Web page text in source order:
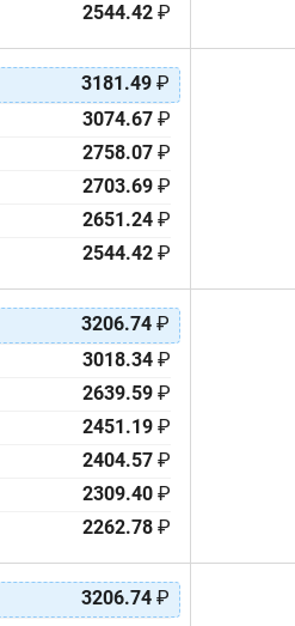
2544.42 ₽
3181.49 ₽
3074.67 ₽
2758.07 ₽
2703.69 ₽
2651.24 ₽
2544.42 ₽
3206.74 ₽
3018.34 ₽
2639.59 ₽
2451.19 ₽
2404.57 ₽
2309.40 ₽
2262.78 ₽
3206.74 ₽